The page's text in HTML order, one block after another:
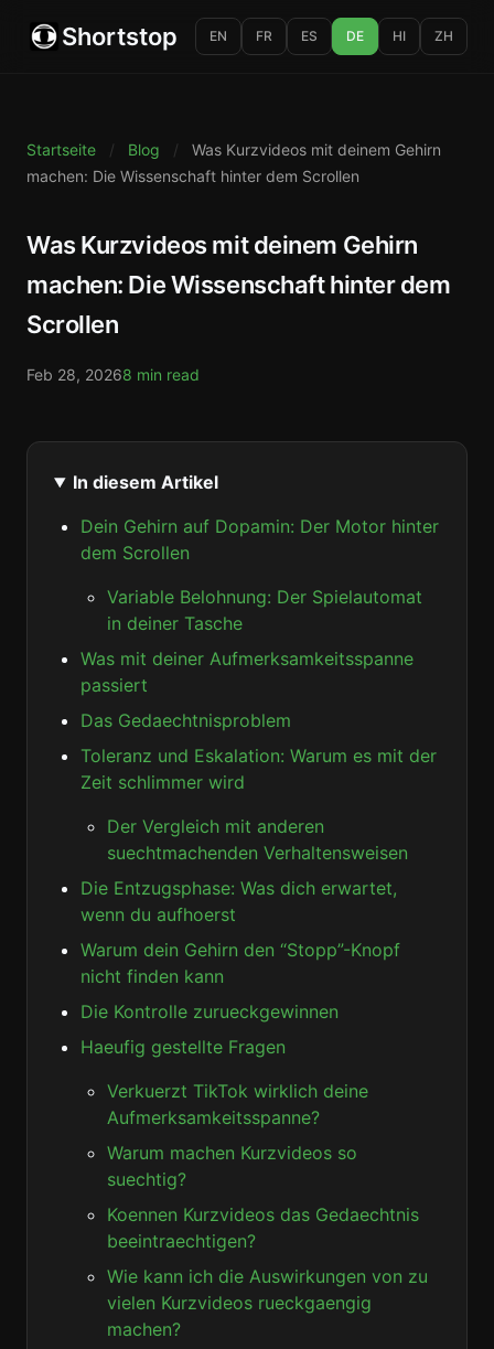
Shortstop EN FR ES DE HI ZH
Startseite / Blog /
Was Kurzvideos mit deinem Gehirn
machen: Die Wissenschaft hinter dem Scrollen
Was Kurzvideos mit deinem Gehirn
machen: Die Wissenschaft hinter dem
Scrollen
Feb 28, 20268 min read
In diesem Artikel
Dein Gehirn auf Dopamin: Der Motor hinter
dem Scrollen
Variable Belohnung: Der Spielautomat
in deiner Tasche
Was mit deiner Aufmerksamkeitsspanne
passiert
Das Gedaechtnisproblem
Toleranz und Eskalation: Warum es mit der
Zeit schlimmer wird
Der Vergleich mit anderen
suechtmachenden Verhaltensweisen
Die Entzugsphase: Was dich erwartet,
wenn du aufhoerst
Warum dein Gehirn den “Stopp”-Knopf
nicht finden kann
Die Kontrolle zurueckgewinnen
Haeufig gestellte Fragen
Verkuerzt TikTok wirklich deine
Aufmerksamkeitsspanne?
Warum machen Kurzvideos so
suechtig?
Koennen Kurzvideos das Gedaechtnis
beeintraechtigen?
Wie kann ich die Auswirkungen von zu
vielen Kurzvideos rueckgaengig
machen?